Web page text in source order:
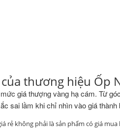
thương hiệu Ốp
giá thượng vàng hạ cám. Từ
sai lầm khi chỉ nhìn vào giá thành
rẻ không phải là sản phẩm có giá